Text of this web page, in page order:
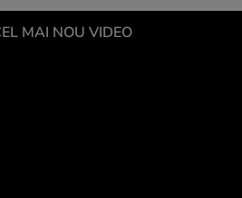
MAI NOU VIDEO